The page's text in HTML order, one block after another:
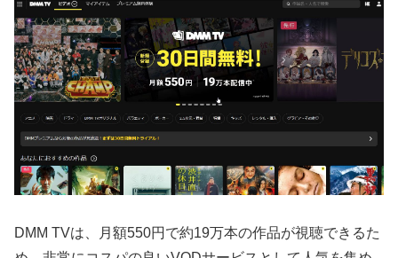
DMM TVは、月額550円で約19万本の作品が視聴できるた